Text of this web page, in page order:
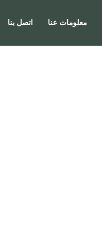
معلومات عنا اتصل بنا